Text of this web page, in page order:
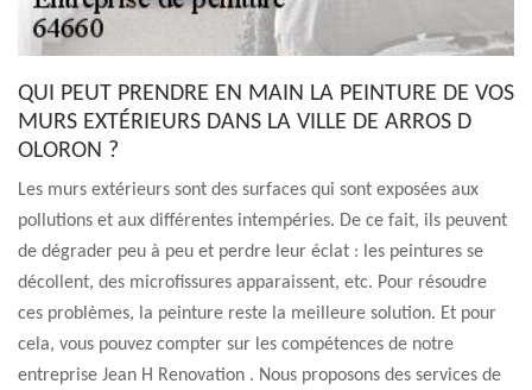
QUI PEUT PRENDRE EN MAIN LA PEINTURE DE VOS
MURS EXTÉRIEURS DANS LA VILLE DE ARROS D
OLORON ?
Les murs extérieurs sont des surfaces qui sont exposées aux
pollutions et aux différentes intempéries. De ce fait, ils peuvent
de dégrader peu à peu et perdre leur éclat : les peintures se
décollent, des microfissures apparaissent, etc. Pour résoudre
ces problèmes, la peinture reste la meilleure solution. Et pour
cela, vous pouvez compter sur les compétences de notre
entreprise Jean H Renovation . Nous proposons des services de